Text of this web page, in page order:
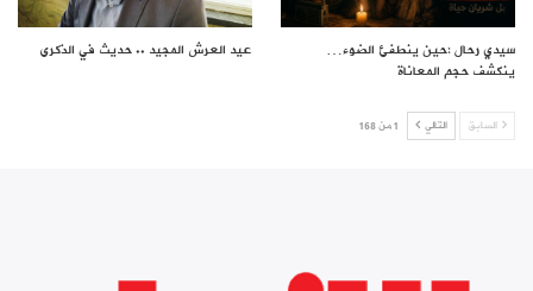
سيدي رحال :حين ينطفئ الضوء…
ينكشف حجم المعاناة
عيد العرش المجيد .. حديث في الذكرى
السابق التالي 1 من 168